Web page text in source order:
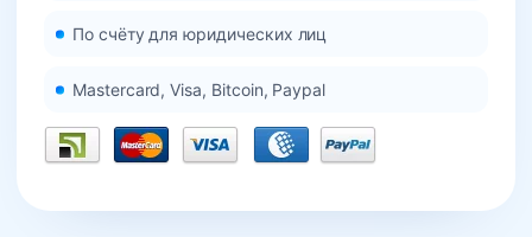
По счёту для юридических лиц
Mastercard, Visa, Bitcoin, Paypal